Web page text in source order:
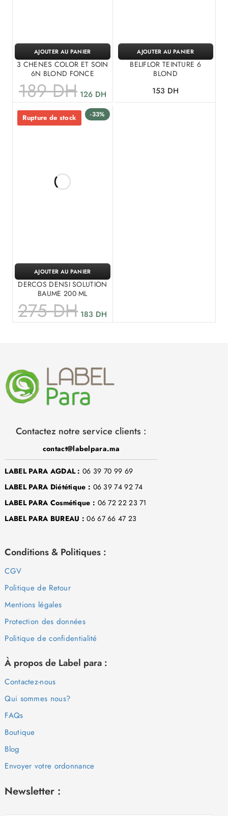
3 CHENES COLOR ET SOIN
6N BLOND FONCE
189DH 126 DH
AJOUTER AU PANIER
BELIFLOR TEINTURE 6
BLOND
153 DH
AJOUTER AU PANIER
-33%
Rupture de stock
DERCOS DENSI SOLUTION
BAUME 200 ML
275DH 183 DH
AJOUTER AU PANIER
Contactez notre service clients :
contact@labelpara.ma
LABEL PARA AGDAL : 06 39 70 99 69
LABEL PARA Diététique : 06 39 74 92 74
LABEL PARA Cosmétique : 06 72 22 23 71
LABEL PARA BUREAU : 06 67 66 47 23
Conditions & Politiques :
CGV
Politique de Retour
Mentions légales
Protection des données
Politique de confidentialité
À propos de Label para :
Contactez-nous
Qui sommes nous?
FAQs
Boutique
Blog
Envoyer votre ordonnance
Newsletter :